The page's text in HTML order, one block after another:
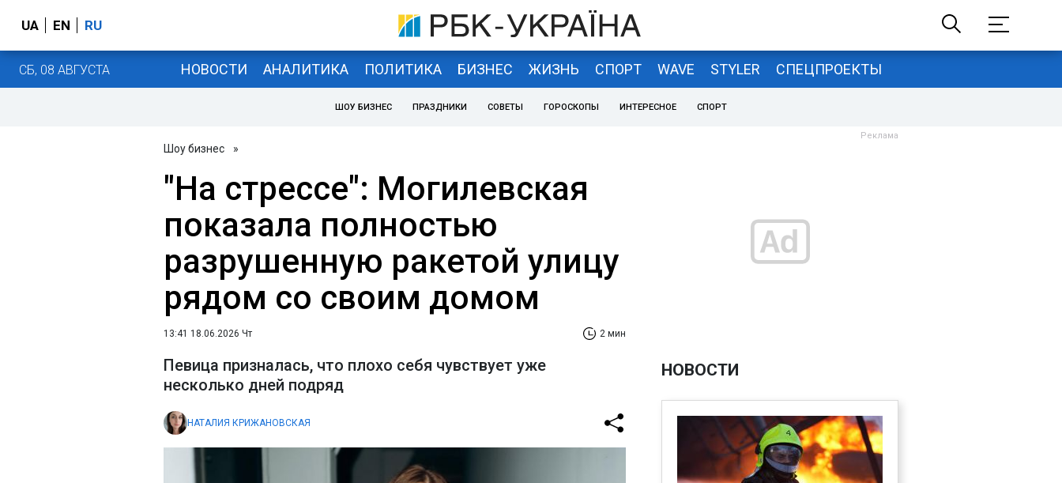
UA EN RU
СБ, 08 АВГУСТА НОВОСТИ АНАЛИТИКА ПОЛИТИКА БИЗНЕС ЖИЗНЬ СПОРТ WAVE STYLER СПЕЦПРОЕКТЫ
ШОУ БИЗНЕС ПРАЗДНИКИ СОВЕТЫ ГОРОСКОПЫ ИНТЕРЕСНОЕ СПОРТ
Шоу бизнес »
"На стрессе": Могилевская
показала полностью
разрушенную ракетой улицу
рядом со своим домом
13:41 18.06.2026 Чт 2 мин
Певица призналась, что плохо себя чувствует уже
несколько дней подряд
НАТАЛИЯ КРИЖАНОВСКАЯ
НОВОСТИ